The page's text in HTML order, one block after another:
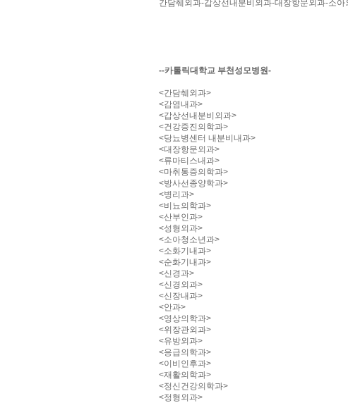
간담췌외과-갑상선내분비외과-대장항문외과-소
--카톨릭대학교 부천성모병원-
<간담췌외과>
<감염내과>
<갑상선내분비외과>
<건강증진의학과>
<당뇨병센터 내분비내과>
<대장항문외과>
<류마티스내과>
<마취통증의학과>
<방사선종양학과>
<병리과>
<비뇨의학과>
<산부인과>
<성형외과>
<소아청소년과>
<소화기내과>
<순화기내과>
<신경과>
<신경외과>
<신장내과>
<안과>
<영상의학과>
<위장관외과>
<유방외과>
<응급의학과>
<이비인후과>
<재활의학과>
<정신건강의학과>
<정형외과>